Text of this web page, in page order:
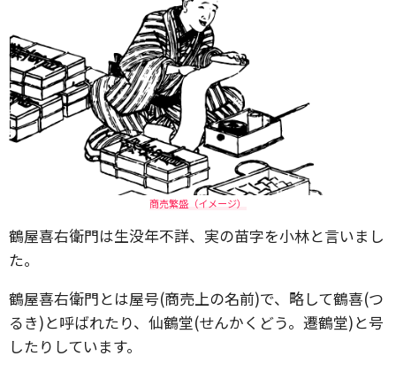
商売繁盛（イメージ）
鶴屋喜右衛門は生没年不詳、実の苗字を小林と言いまし
た。
鶴屋喜右衛門とは屋号(商売上の名前)で、略して鶴喜(つ
るき)と呼ばれたり、仙鶴堂(せんかくどう。遷鶴堂)と号
したりしています。